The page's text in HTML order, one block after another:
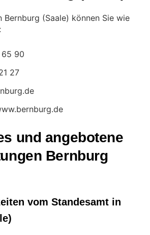
Bernburg (Saale) können Sie wie
und angebotene
Bernburg
vom Standesamt in